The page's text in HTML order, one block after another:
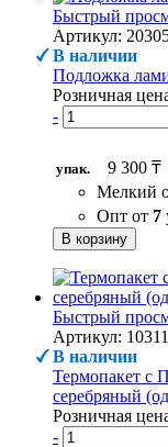
Быстрый
Артикул:
В наличии
Подложка
Розничная
-
упак.
9 300 ₸
Мелкий
Опт от 7
В корзину
Быстрый
Артикул:
В наличии
Термопакет с
серебряный
Розничная
-